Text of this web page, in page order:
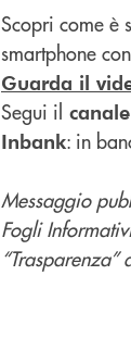
Scopri come è
smartphone
Guarda il
Segui il
Inbank: in
Messaggio
Fogli
“Trasparenza”